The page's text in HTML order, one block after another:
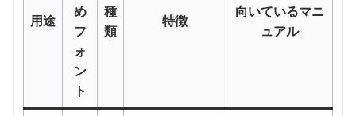
用途
め
フ
ォ
ン
ト
種
類
特徴
向いているマニ
ュアル